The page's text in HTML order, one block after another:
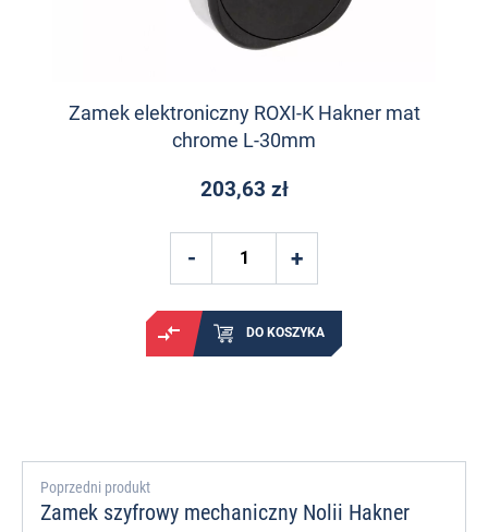
Zamek elektroniczny ROXI-K Hakner mat
chrome L-30mm
203,63 zł
DO KOSZYKA
Poprzedni produkt
Zamek szyfrowy mechaniczny Nolii Hakner